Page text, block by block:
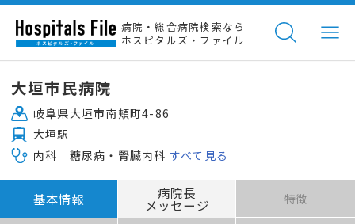
病院・総合病院検索なら
ホスピタルズ・ファイル
大垣市民病院
岐阜県大垣市南頬町4-86
大垣駅
内科
糖尿病・腎臓内科 すべて見る
基本情報 病院長
メッセージ 特徴